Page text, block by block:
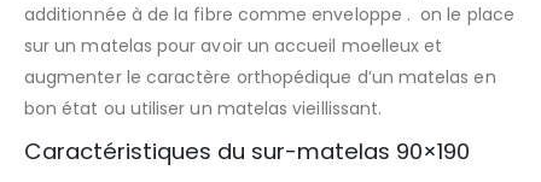
additionnée à de la fibre comme enveloppe . on le place
sur un matelas pour avoir un accueil moelleux et
augmenter le caractère orthopédique d’un matelas en
bon état ou utiliser un matelas vieillissant.
Caractéristiques du sur-matelas 90×190